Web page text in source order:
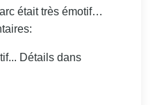
était très émotif…
Détails dans